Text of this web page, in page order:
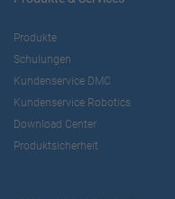
Produkte
Schulungen
Kundenservice DMC
Kundenservice Robotics
Download Center
Produktsicherheit